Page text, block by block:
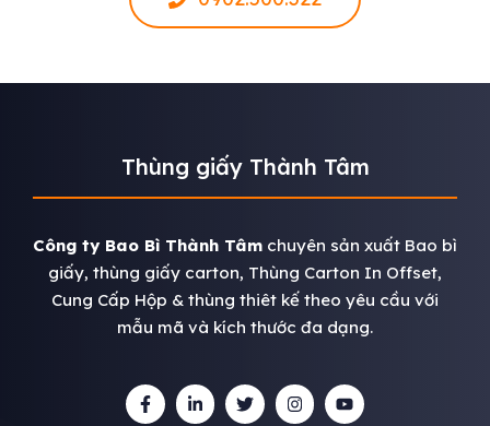
Thùng giấy Thành Tâm
Công ty Bao Bì Thành Tâm chuyên sản xuất Bao bì
giấy, thùng giấy carton, Thùng Carton In Offset,
Cung Cấp Hộp & thùng thiêt kế theo yêu cầu với
mẫu mã và kích thước đa dạng.